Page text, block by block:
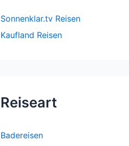
Sonnenklar.tv Reisen
Kaufland Reisen
Reiseart
Badereisen